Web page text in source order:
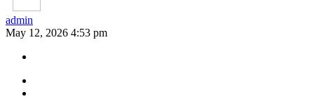
admin
May 12, 2026 4:53 pm